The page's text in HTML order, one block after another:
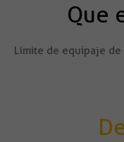
Que
Límite de equipaje